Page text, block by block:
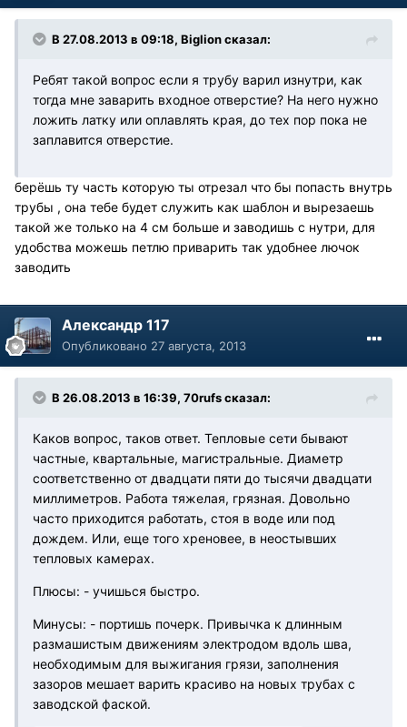
В 27.08.2013 в 09:18, Biglion сказал:
Ребят такой вопрос если я трубу варил изнутри, как
тогда мне заварить входное отверстие? На него нужно
ложить латку или оплавлять края, до тех пор пока не
заплавится отверстие.
берёшь ту часть которую ты отрезал что бы попасть внутрь
трубы , она тебе будет служить как шаблон и вырезаешь
такой же только на 4 см больше и заводишь с нутри, для
удобства можешь петлю приварить так удобнее лючок
заводить
Александр 117
Опубликовано 27 августа, 2013
В 26.08.2013 в 16:39, 70rufs сказал:
Каков вопрос, таков ответ. Тепловые сети бывают
частные, квартальные, магистральные. Диаметр
соответственно от двадцати пяти до тысячи двадцати
миллиметров. Работа тяжелая, грязная. Довольно
часто приходится работать, стоя в воде или под
дождем. Или, еще того хреновее, в неостывших
тепловых камерах.
Плюсы: - учишься быстро.
Минусы: - портишь почерк. Привычка к длинным
размашистым движениям электродом вдоль шва,
необходимым для выжигания грязи, заполнения
зазоров мешает варить красиво на новых трубах с
заводской фаской.